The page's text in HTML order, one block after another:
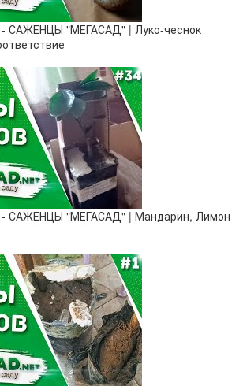
"МЕГАСАД" | Луко-чеснок
"МЕГАСАД" | Мандарин, Лимон